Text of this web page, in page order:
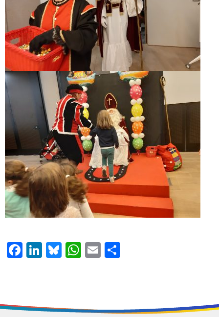
Facebook
LinkedIn
Bluesky
WhatsApp
Email